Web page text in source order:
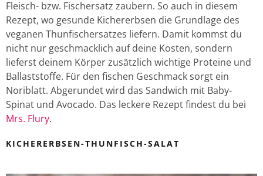
Fleisch- bzw. Fischersatz zaubern. So auch in diesem
Rezept, wo gesunde Kichererbsen die Grundlage des
veganen Thunfischersatzes liefern. Damit kommst du
nicht nur geschmacklich auf deine Kosten, sondern
lieferst deinem Körper zusätzlich wichtige Proteine und
Ballaststoffe. Für den fischen Geschmack sorgt ein
Noriblatt. Abgerundet wird das Sandwich mit Baby-
Spinat und Avocado. Das leckere Rezept findest du bei
Mrs. Flury.
KICHERERBSEN-THUNFISCH-SALAT